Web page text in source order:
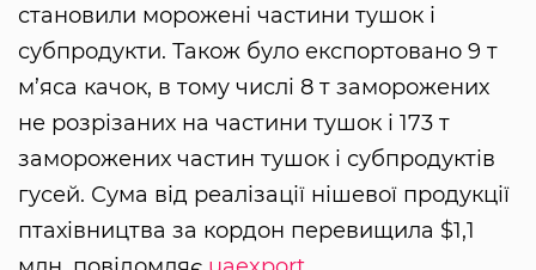
становили морожені частини тушок і
субпродукти. Також було експортовано 9 т
м’яса качок, в тому числі 8 т заморожених
не розрізаних на частини тушок і 173 т
заморожених частин тушок і субпродуктів
гусей. Сума від реалізації нішевої продукції
птахівництва за кордон перевищила $1,1